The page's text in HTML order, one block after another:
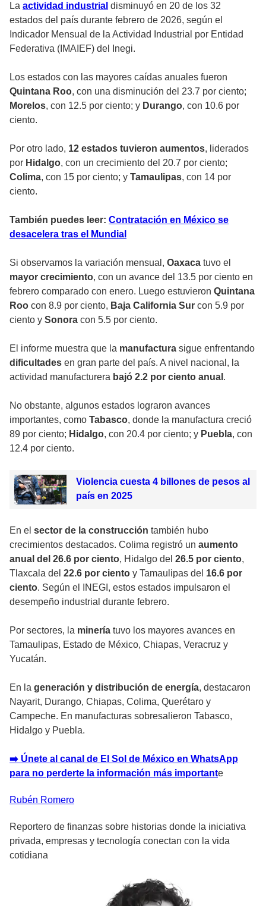
La actividad industrial disminuyó en 20 de los 32
estados del país durante febrero de 2026, según el
Indicador Mensual de la Actividad Industrial por Entidad
Federativa (IMAIEF) del Inegi.
Los estados con las mayores caídas anuales fueron
Quintana Roo, con una disminución del 23.7 por ciento;
Morelos, con 12.5 por ciento; y Durango, con 10.6 por
ciento.
Por otro lado, 12 estados tuvieron aumentos, liderados
por Hidalgo, con un crecimiento del 20.7 por ciento;
Colima, con 15 por ciento; y Tamaulipas, con 14 por
ciento.
También puedes leer: Contratación en México se
desacelera tras el Mundial
Si observamos la variación mensual, Oaxaca tuvo el
mayor crecimiento, con un avance del 13.5 por ciento en
febrero comparado con enero. Luego estuvieron Quintana
Roo con 8.9 por ciento, Baja California Sur con 5.9 por
ciento y Sonora con 5.5 por ciento.
El informe muestra que la manufactura sigue enfrentando
dificultades en gran parte del país. A nivel nacional, la
actividad manufacturera bajó 2.2 por ciento anual .
No obstante, algunos estados lograron avances
importantes, como Tabasco, donde la manufactura creció
89 por ciento; Hidalgo, con 20.4 por ciento; y Puebla, con
12.4 por ciento.
Violencia cuesta 4 billones de pesos al
país en 2025
En el sector de la construcción también hubo
crecimientos destacados. Colima registró un aumento
anual del 26.6 por ciento, Hidalgo del 26.5 por ciento,
Tlaxcala del 22.6 por ciento y Tamaulipas del 16.6 por
ciento. Según el INEGI, estos estados impulsaron el
desempeño industrial durante febrero.
Por sectores, la minería tuvo los mayores avances en
Tamaulipas, Estado de México, Chiapas, Veracruz y
Yucatán.
En la generación y distribución de energía, destacaron
Nayarit, Durango, Chiapas, Colima, Querétaro y
Campeche. En manufacturas sobresalieron Tabasco,
Hidalgo y Puebla.
➡️ Únete al canal de El Sol de México en WhatsApp
para no perderte la información más importante
Rubén Romero
Reportero de finanzas sobre historias donde la iniciativa
privada, empresas y tecnología conectan con la vida
cotidiana